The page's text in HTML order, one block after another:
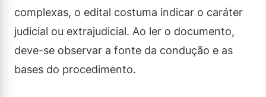
complexas, o edital costuma indicar o caráter
judicial ou extrajudicial. Ao ler o documento,
deve-se observar a fonte da condução e as
bases do procedimento.